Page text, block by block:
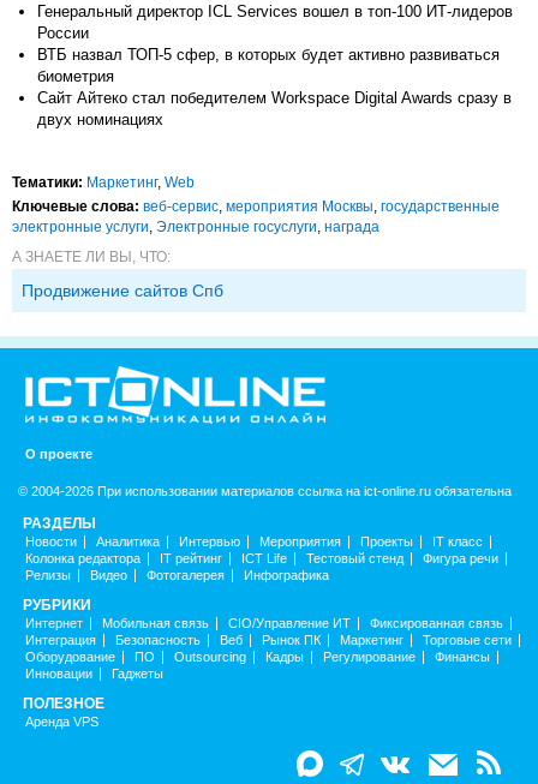
Генеральный директор ICL Services вошел в топ-100 ИТ-лидеров
России
ВТБ назвал ТОП-5 сфер, в которых будет активно развиваться
биометрия
Сайт Айтеко стал победителем Workspace Digital Awards сразу в
двух номинациях
Тематики: Маркетинг, Web
Ключевые слова: веб-сервис мероприятия Москвы государственные
электронные услуги Электронные госуслуги награда
А ЗНАЕТЕ ЛИ ВЫ, ЧТО:
Продвижение сайтов Спб
О проекте
© 2004-2026 При использовании материалов ссылка на ict-online.ru обязательна
РАЗДЕЛЫ
Новости Аналитика Интервью Мероприятия Проекты
IT класс
Колонка редактора
IT рейтинг ICT Life Тестовый стенд
Фигура речи
Релизы
Видео Фотогалерея Инфографика
РУБРИКИ
Интернет Мобильная связь CIO/Управление ИТ
Фиксированная связь
Интеграция
Безопасность Веб Рынок ПК Маркетинг
Торговые сети
Оборудование
ПО Outsourcing Кадры Регулирование
Финансы
Инновации
Гаджеты
ПОЛЕЗНОЕ
Аренда VPS